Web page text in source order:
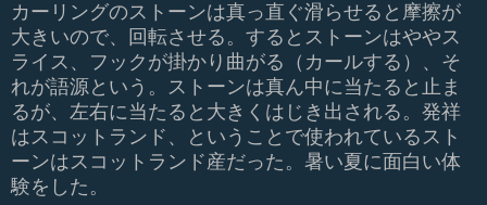
カーリングのストーンは真っ直ぐ滑らせると摩擦が
大きいので、回転させる。するとストーンはややス
ライス、フックが掛かり曲がる（カールする）、そ
れが語源という。ストーンは真ん中に当たると止ま
るが、左右に当たると大きくはじき出される。発祥
はスコットランド、ということで使われているスト
ーンはスコットランド産だった。暑い夏に面白い体
験をした。